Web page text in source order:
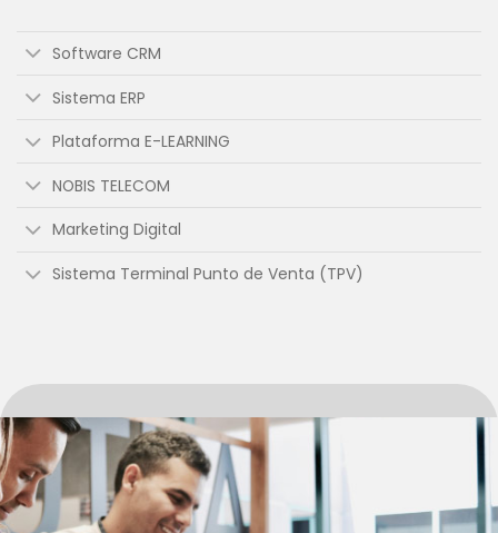
Software CRM
Sistema ERP
Plataforma E-LEARNING
NOBIS TELECOM
Marketing Digital
Sistema Terminal Punto de Venta (TPV)